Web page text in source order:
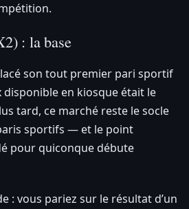
: la base
son tout premier pari sportif
disponible en kiosque était le
tard, ce marché reste le socle
sportifs — et le point
pour quiconque débute
: vous pariez sur le résultat d’un